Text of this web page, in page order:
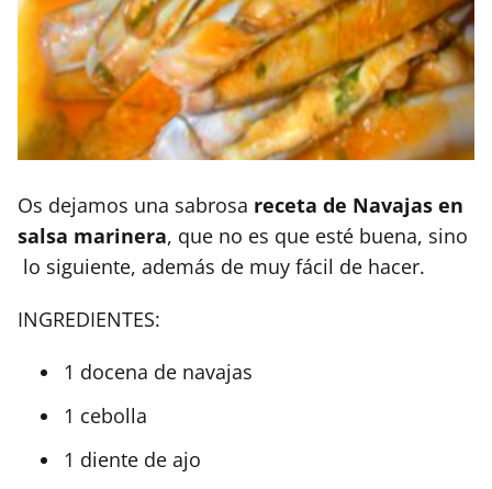
Os dejamos una sabrosa receta de Navajas en
salsa marinera, que no es que esté buena, sino
lo siguiente, además de muy fácil de hacer.
INGREDIENTES:
1 docena de navajas
1 cebolla
1 diente de ajo